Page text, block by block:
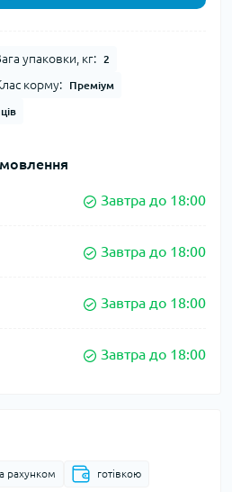
упаковки, кг: 2
корму: Преміум
Завтра до 18:00
Завтра до 18:00
Завтра до 18:00
Завтра до 18:00
рахунком готівкою